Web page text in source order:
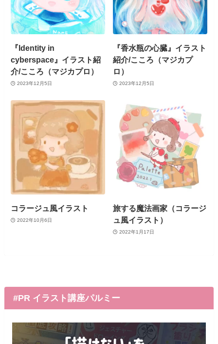
『Identity in
cyberspace』イラスト紹
介/こころ（マジカプロ）
2023年12月5日
『香水瓶の心臓』イラスト
紹介/こころ（マジカプ
ロ）
2023年12月5日
コラージュ風イラスト
2022年10月6日
旅する魔法画家（コラージ
ュ風イラスト）
2022年1月17日
#PR イラスト講座パルミー